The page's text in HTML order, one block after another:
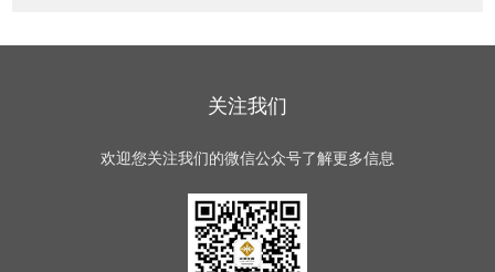
关注我们
欢迎您关注我们的微信公众号了解更多信息